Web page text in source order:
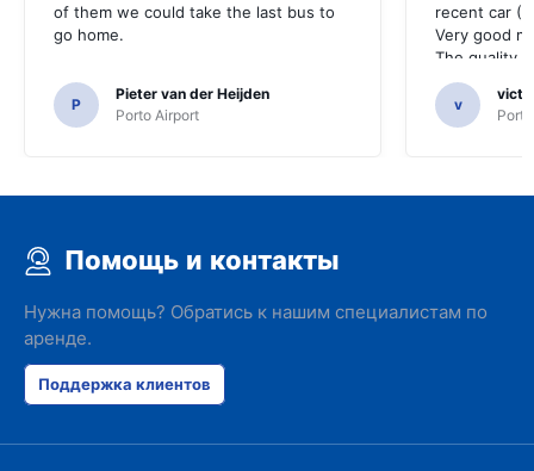
of them we could take the last bus to
go home.
P
Pieter van der Heijden
Porto Airport
recent car
Very good
The quality
booking
because
v
Помощь и контакты
Нужна помощь? Обратись к нашим специалистам по
аренде.
Поддержка клиентов